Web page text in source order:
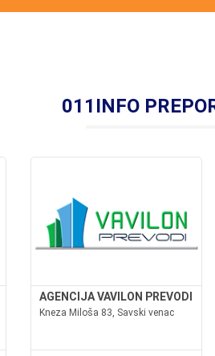
011INFO
AGENCIJA VAVILON PREVODI
Kneza Miloša 83, Savski venac